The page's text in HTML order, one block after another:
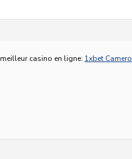
meilleur casino en ligne: 1xbet